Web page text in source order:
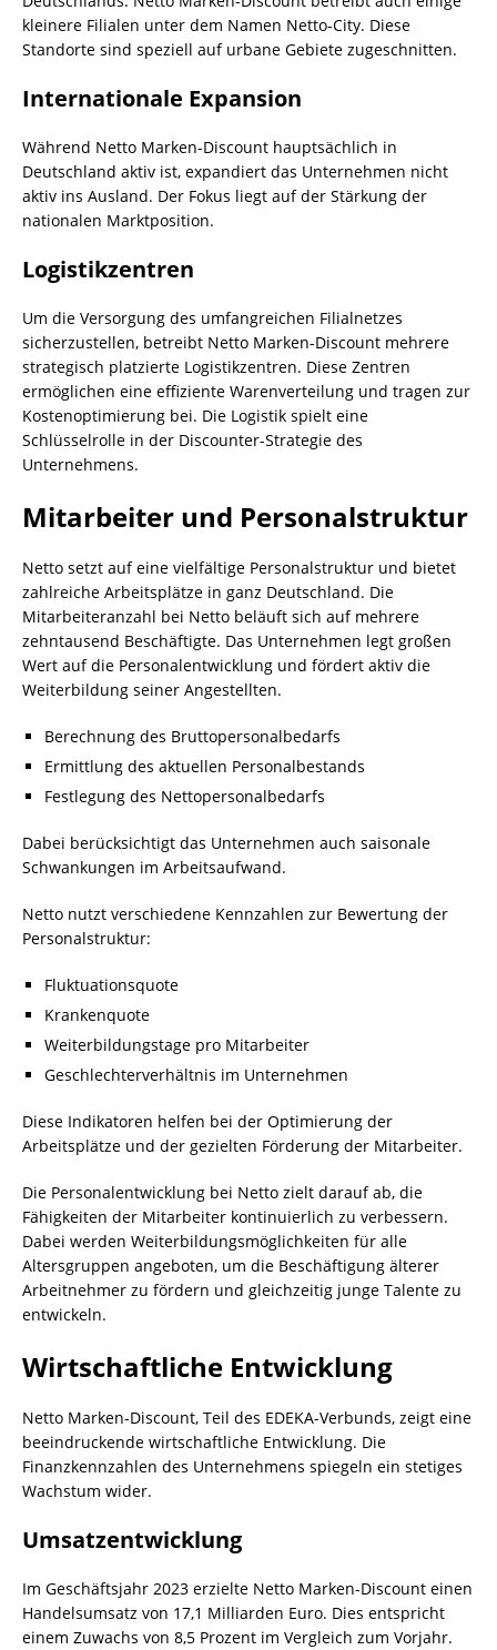
kleinere Filialen unter dem Namen Netto-City. Diese
Standorte sind speziell auf urbane Gebiete zugeschnitten.
Internationale Expansion
Während Netto Marken-Discount hauptsächlich in
Deutschland aktiv ist, expandiert das Unternehmen nicht
aktiv ins Ausland. Der Fokus liegt auf der Stärkung der
nationalen Marktposition.
Logistikzentren
Um die Versorgung des umfangreichen Filialnetzes
sicherzustellen, betreibt Netto Marken-Discount mehrere
strategisch platzierte Logistikzentren. Diese Zentren
ermöglichen eine effiziente Warenverteilung und tragen zur
Kostenoptimierung bei. Die Logistik spielt eine
Schlüsselrolle in der Discounter-Strategie des
Unternehmens.
Mitarbeiter und Personalstruktur
Netto setzt auf eine vielfältige Personalstruktur und bietet
zahlreiche Arbeitsplätze in ganz Deutschland. Die
Mitarbeiteranzahl bei Netto beläuft sich auf mehrere
zehntausend Beschäftigte. Das Unternehmen legt großen
Wert auf die Personalentwicklung und fördert aktiv die
Weiterbildung seiner Angestellten.
Berechnung des Bruttopersonalbedarfs
Ermittlung des aktuellen Personalbestands
Festlegung des Nettopersonalbedarfs
Dabei berücksichtigt das Unternehmen auch saisonale
Schwankungen im Arbeitsaufwand.
Netto nutzt verschiedene Kennzahlen zur Bewertung der
Personalstruktur:
Fluktuationsquote
Krankenquote
Weiterbildungstage pro Mitarbeiter
Geschlechterverhältnis im Unternehmen
Diese Indikatoren helfen bei der Optimierung der
Arbeitsplätze und der gezielten Förderung der Mitarbeiter.
Die Personalentwicklung bei Netto zielt darauf ab, die
Fähigkeiten der Mitarbeiter kontinuierlich zu verbessern.
Dabei werden Weiterbildungsmöglichkeiten für alle
Altersgruppen angeboten, um die Beschäftigung älterer
Arbeitnehmer zu fördern und gleichzeitig junge Talente zu
entwickeln.
Wirtschaftliche Entwicklung
Netto Marken-Discount, Teil des EDEKA-Verbunds, zeigt eine
beeindruckende wirtschaftliche Entwicklung. Die
Finanzkennzahlen des Unternehmens spiegeln ein stetiges
Wachstum wider.
Umsatzentwicklung
Im Geschäftsjahr 2023 erzielte Netto Marken-Discount einen
Handelsumsatz von 17,1 Milliarden Euro. Dies entspricht
einem Zuwachs von 8,5 Prozent im Vergleich zum Vorjahr.